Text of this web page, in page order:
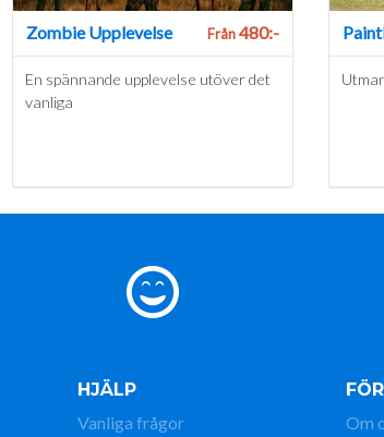
Zombie Upplevelse Från480:-
En spännande upplevelse utöver det
vanliga
HJÄLP
Vanliga frågor
Om